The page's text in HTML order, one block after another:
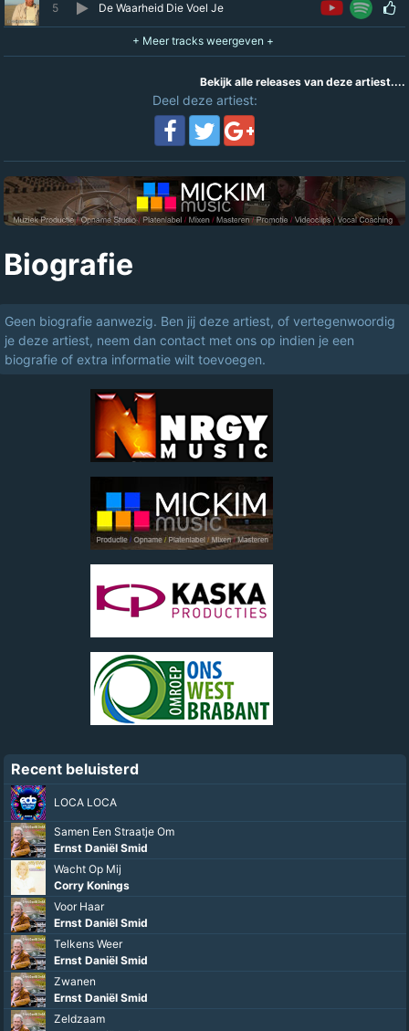
5 De Waarheid Die Voel Je
Bekijk alle releases van deze artiest....
Deel deze artiest:
Biografie
Geen biografie aanwezig. Ben jij deze artiest, of vertegenwoordig
je deze artiest, neem dan contact met ons op indien je een
biografie of extra informatie wilt toevoegen.
Recent beluisterd
LOCA LOCA
Samen Een Straatje Om
Ernst Daniël Smid
Wacht Op Mij
Corry Konings
Voor Haar
Ernst Daniël Smid
Telkens Weer
Ernst Daniël Smid
Zwanen
Ernst Daniël Smid
Zeldzaam